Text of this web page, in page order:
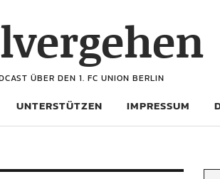
ÜBER DEN 1. FC UNION BERLIN
UNTERSTÜTZEN IMPRESSUM